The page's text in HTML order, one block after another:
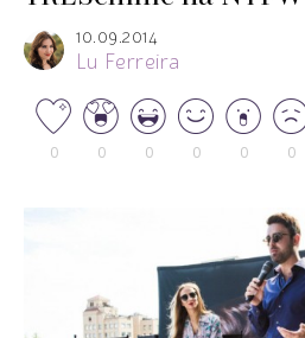
10.09.2014
Lu Ferreira
0 0 0 0 0 0